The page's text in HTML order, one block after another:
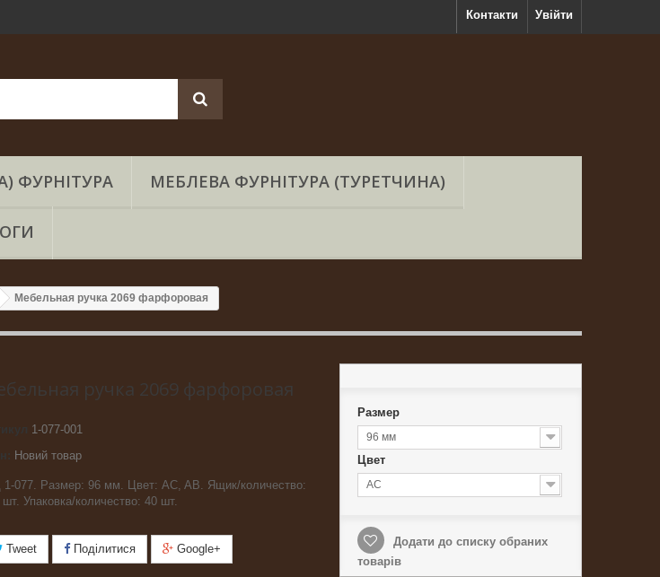
Увійти
Контакти
ФУРНІТУРА МЕБЛЕВА ФУРНІТУРА (ТУРЕТЧИНА)
Мебельная ручка 2069 фарфоровая
ручка 2069 фарфоровая
1-077-001
Новий товар
1-077. Размер: 96 мм. Цвет: AC, AB. Ящик/количество:
шт. Упаковка/количество: 40 шт.
Tweet Поділитися Google+
Размер
96 мм
Цвет
AC
Додати до списку обраних
товарів